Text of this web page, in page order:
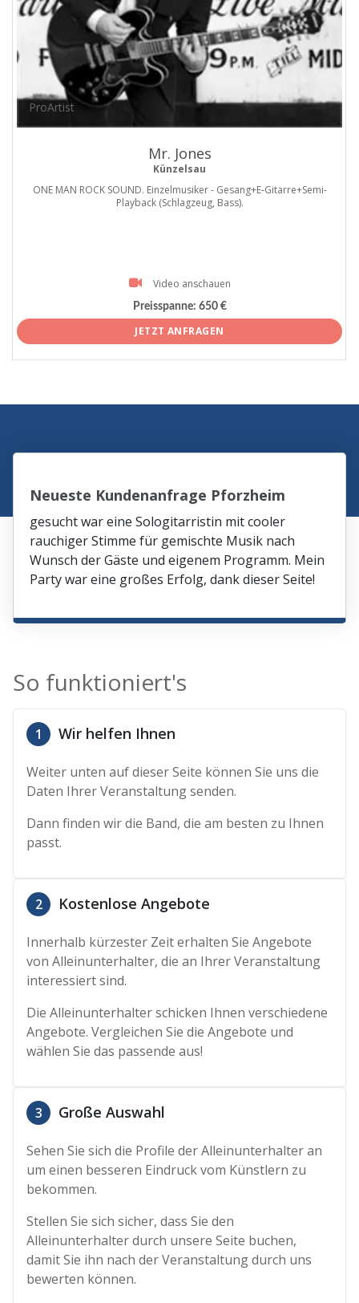
ProArtist
Mr. Jones
Künzelsau
ONE MAN ROCK SOUND. Einzelmusiker - Gesang+E-Gitarre+Semi-
Playback (Schlagzeug, Bass).
Video anschauen
Preisspanne: 650 €
JETZT ANFRAGEN
Neueste Kundenanfrage Pforzheim
gesucht war eine Sologitarristin mit cooler
rauchiger Stimme für gemischte Musik nach
Wunsch der Gäste und eigenem Programm. Mein
Party war eine großes Erfolg, dank dieser Seite!
So funktioniert's
1 Wir helfen Ihnen
Weiter unten auf dieser Seite können Sie uns die
Daten Ihrer Veranstaltung senden.
Dann finden wir die Band, die am besten zu Ihnen
passt.
2 Kostenlose Angebote
Innerhalb kürzester Zeit erhalten Sie Angebote
von Alleinunterhalter, die an Ihrer Veranstaltung
interessiert sind.
Die Alleinunterhalter schicken Ihnen verschiedene
Angebote. Vergleichen Sie die Angebote und
wählen Sie das passende aus!
3 Große Auswahl
Sehen Sie sich die Profile der Alleinunterhalter an
um einen besseren Eindruck vom Künstlern zu
bekommen.
Stellen Sie sich sicher, dass Sie den
Alleinunterhalter durch unsere Seite buchen,
damit Sie ihn nach der Veranstaltung durch uns
bewerten können.